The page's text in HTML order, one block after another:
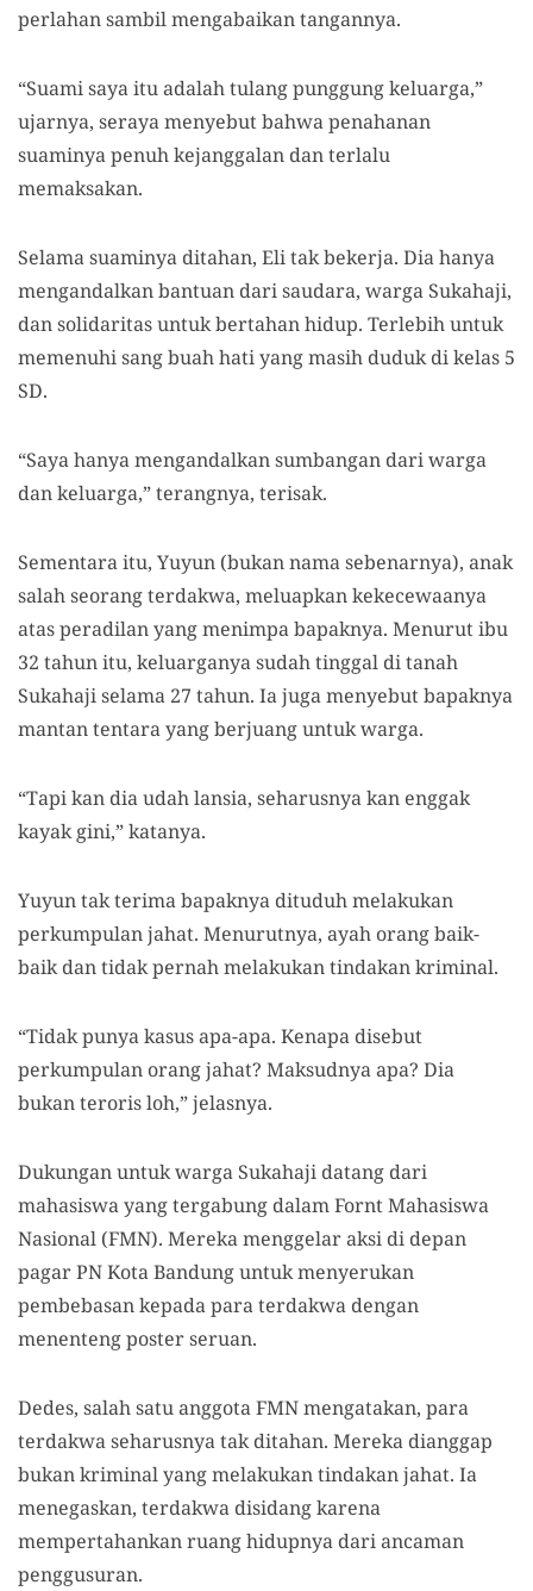
perlahan sambil mengabaikan tangannya.
“Suami saya itu adalah tulang punggung keluarga,”
ujarnya, seraya menyebut bahwapenahanan
suaminya penuh kejanggalan dan terlalu
memaksakan.
Selama suaminya ditahan, Eli tak bekerja. Diahanya
mengandalkan bantuan dari saudara, warga Sukahaji,
dan solidaritas untuk bertahan hidup. Terlebih untuk
memenuhi sang buah hati yang masih duduk di kelas 5
SD.
“Saya hanya mengandalkan sumbangan dari warga
dan keluarga,” terangnya, terisak.
Sementara itu, Yuyun (bukan nama sebenarnya), anak
salah seorang terdakwa, meluapkan kekecewaanya
atas peradilan yang menimpa bapaknya. Menurut ibu
32 tahun itu, keluarganyasudahtinggal di tanah
Sukahaji selama 27 tahun. Ia juga menyebutbapaknya
mantantentara yang berjuang untukwarga.
“Tapi kan dia udah lansia, seharusnya kan enggak
kayak gini,”katanya.
Yuyun tak terima bapaknya dituduh melakukan
perkumpulan jahat. Menurutnya, ayah orang baik-
baikdantidakpernah melakukan tindakankriminal.
“Tidak punya kasus apa-apa. Kenapa disebut
perkumpulan orang jahat? Maksudnya apa? Dia
bukan teroris loh,” jelasnya.
Dukungan untuk warga Sukahaji datang dari
mahasiswayangtergabung dalamFornt Mahasiswa
Nasional (FMN). Merekamenggelar aksi di depan
pagar PN Kota Bandunguntukmenyerukan
pembebasan kepada para terdakwa dengan
menenteng posterseruan.
Dedes, salah satu anggota FMNmengatakan, para
terdakwa seharusnya tak ditahan. Mereka dianggap
bukan kriminal yang melakukan tindakan jahat. Ia
menegaskan, terdakwa disidang karena
mempertahankan ruang hidupnya dari ancaman
penggusuran.